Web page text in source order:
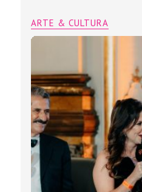
ARTE & CULTURA